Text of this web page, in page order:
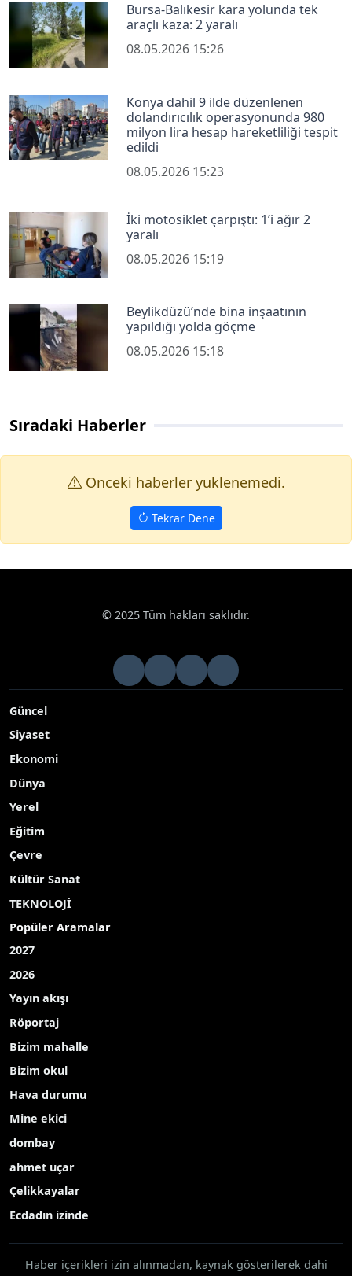
Bursa-Balıkesir kara yolunda tek
araçlı kaza: 2 yaralı
08.05.2026 15:26
Konya dahil 9 ilde düzenlenen
dolandırıcılık operasyonunda 980
milyon lira hesap hareketliliği tespit
edildi
08.05.2026 15:23
İki motosiklet çarpıştı: 1’i ağır 2
yaralı
08.05.2026 15:19
Beylikdüzü’nde bina inşaatının
yapıldığı yolda göçme
08.05.2026 15:18
Sıradaki Haberler
Onceki haberler yuklenemedi.
Tekrar Dene
© 2025 Tüm hakları saklıdır.
Güncel
Siyaset
Ekonomi
Dünya
Yerel
Eğitim
Çevre
Kültür Sanat
TEKNOLOJİ
Popüler Aramalar
2027
2026
Yayın akışı
Röportaj
Bizim mahalle
Bizim okul
Hava durumu
Mine ekici
dombay
ahmet uçar
Çelikkayalar
Ecdadın izinde
Haber içerikleri izin alınmadan, kaynak gösterilerek dahi